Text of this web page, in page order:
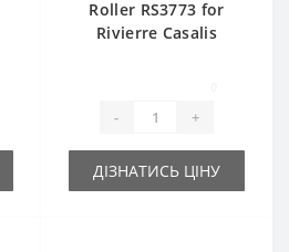
Roller RS3773 for
Rivierre Casalis
- +
ДІЗНАТИСЬ ЦІНУ